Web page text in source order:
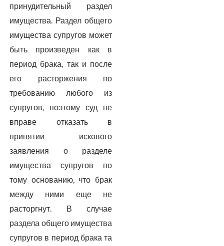
принудительный раздел
имущества. Раздел общего
имущества супругов может
быть произведен как в
период брака, так и после
его расторжения по
требованию любого из
супругов, поэтому суд не
вправе отказать в
принятии искового
заявления о разделе
имущества супругов по
тому основанию, что брак
между ними еще не
расторгнут. В случае
раздела общего имущества
супругов в период брака та